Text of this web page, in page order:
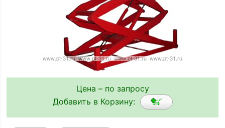
Цена – по запросу
Добавить в Корзину: